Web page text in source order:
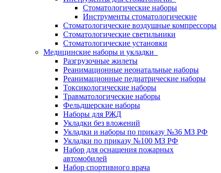
Стоматологические наборы
Инструменты стоматологические
Стоматологические воздушные компрессоры
Стоматологические светильники
Стоматологические установки
Медицинские наборы и укладки
Разгрузочные жилеты
Реанимационные неонатальные наборы
Реанимационные педиатрические наборы
Токсикологические наборы
Травматологические наборы
Фельдшерские наборы
Наборы для РЖД
Укладки без вложений
Укладки и наборы по приказу №36 МЗ РФ
Укладки по приказу №100 МЗ РФ
Набор для оснащения пожарных
автомобилей
Набор спортивного врача